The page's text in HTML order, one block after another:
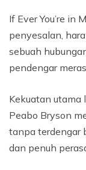
If Ever You’re in
penyesalan,
sebuah
pendengar
Kekuatan utama
Peabo Bryson
tanpa terdengar
dan penuh